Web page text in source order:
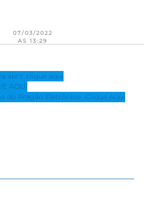
07/03/2022
AS 13:29
abrir clique aqui
AQUI
do Pregão Eletrônico -Clique Aqui